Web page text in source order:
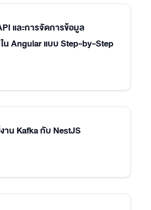
และการจัดการข้อมูล
น Angular แบบ Step-by-Step
าน Kafka กับ NestJS